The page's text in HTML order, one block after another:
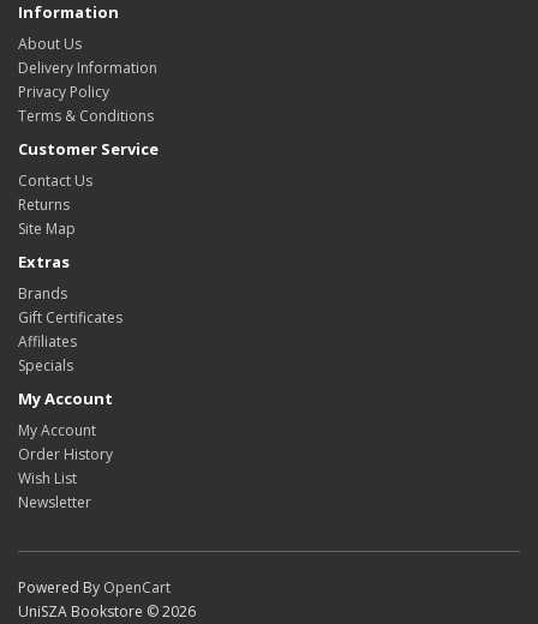
Information
About Us
Delivery Information
Privacy Policy
Terms & Conditions
Customer Service
Contact Us
Returns
Site Map
Extras
Brands
Gift Certificates
Affiliates
Specials
My Account
My Account
Order History
Wish List
Newsletter
Powered By OpenCart
UniSZA Bookstore © 2026